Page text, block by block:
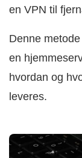
en VPN til
Denne
en
hvordan og
leveres.